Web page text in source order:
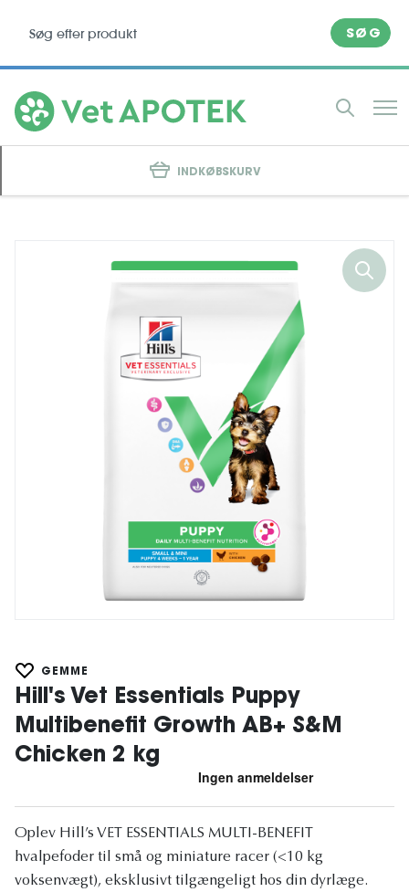
SØG
INDKØBSKURV
GEMME
Hill's Vet Essentials Puppy
Multibenefit Growth AB+ S&M
Chicken 2 kg
Oplev Hill’s VET ESSENTIALS MULTI-BENEFIT
hvalpefoder til små og miniature racer (<10 kg
voksenvægt), eksklusivt tilgængeligt hos din dyrlæge.